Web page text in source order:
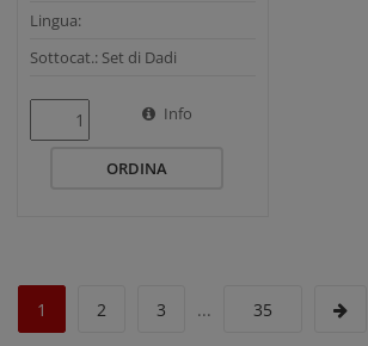
Lingua:
Sottocat.: Set di Dadi
Info
ORDINA
1 2 3 ... 35